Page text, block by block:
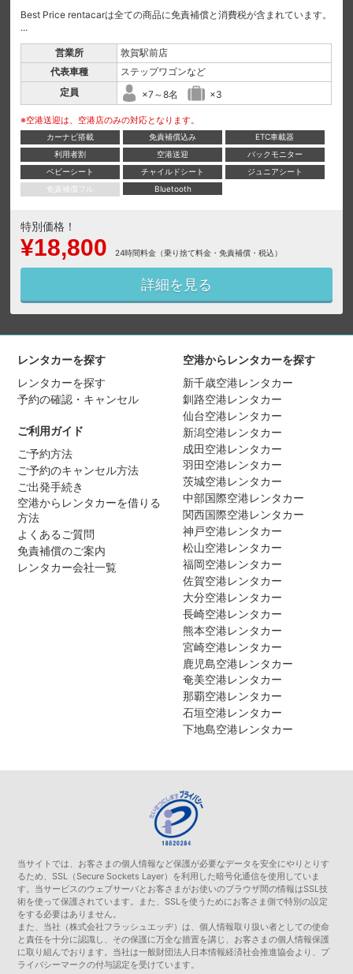
Best Price rentacarは全ての商品に免責補償と消費税が含まれています。
...
営業所
敦賀駅前店
代表車種
ステップワゴンなど
定員
×7～8名 ×3
※空港送迎は、空港店のみの対応となります。
カーナビ搭載 免責補償込み
ETC車載器
利用者割
空港送迎
バックモニター
ベビーシート
チャイルドシート
ジュニアシート
免責補償フル
Bluetooth
特別価格！
¥18,800 24時間料金（乗り捨て料金・免責補償・税込）
詳細を見る
レンタカーを探す
レンタカーを探す
予約の確認・キャンセル
ご利用ガイド
ご予約方法
ご予約のキャンセル方法
ご出発手続き
空港からレンタカーを借りる
方法
よくあるご質問
免責補償のご案内
レンタカー会社一覧
空港からレンタカーを探す
新千歳空港レンタカー
釧路空港レンタカー
仙台空港レンタカー
新潟空港レンタカー
成田空港レンタカー
羽田空港レンタカー
茨城空港レンタカー
中部国際空港レンタカー
関西国際空港レンタカー
神戸空港レンタカー
松山空港レンタカー
福岡空港レンタカー
佐賀空港レンタカー
大分空港レンタカー
長崎空港レンタカー
熊本空港レンタカー
宮崎空港レンタカー
鹿児島空港レンタカー
奄美空港レンタカー
那覇空港レンタカー
石垣空港レンタカー
下地島空港レンタカー
当サイトでは、お客さまの個人情報など保護が必要なデータを安全にやりとりす
るため、SSL（Secure Sockets Layer）を利用した暗号化通信を使用していま
す。当サービスのウェブサーバとお客さまがお使いのブラウザ間の情報はSSL技
術を使って保護されています。また、SSLを使うためにお客さま側で特別の設定
をする必要はありません。
また、当社（株式会社フラッシュエッヂ）は、個人情報取り扱い者としての使命
と責任を十分に認識し、その保護に万全な措置を講じ、お客さまの個人情報保護
に取り組んでおります。当社は一般財団法人日本情報経済社会推進協会より、プ
ライバシーマークの付与認定を受けています。